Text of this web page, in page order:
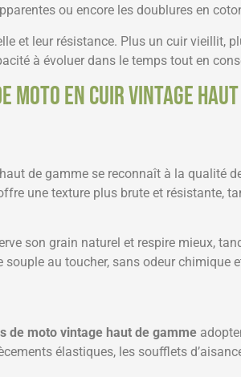
ou encore les doublures en
et leur résistance. Plus un cuir vieillit,
à évoluer dans le temps tout en
en cuir vintage haut
de gamme se reconnaît à la qualité
une texture plus brute et résistante,
son grain naturel et respire mieux,
au toucher, sans odeur chimique
de moto vintage haut de gamme
élastiques, les soufflets